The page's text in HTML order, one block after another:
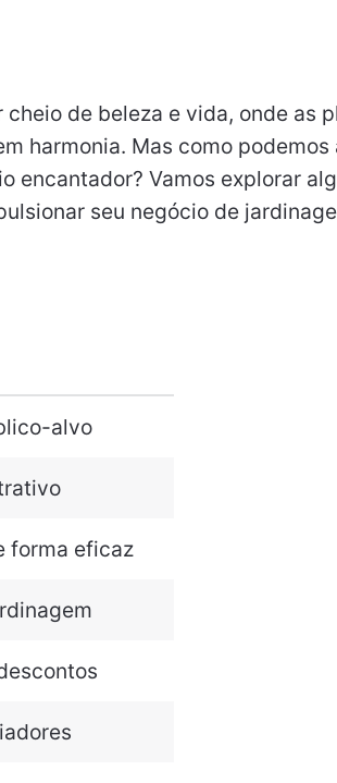
de beleza e vida, onde as
harmonia. Mas como podemos
encantador? Vamos explorar
seu negócio de
alvo
forma eficaz